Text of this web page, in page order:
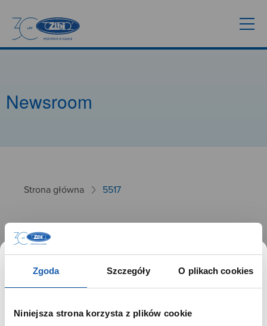
Zgoda Szczegóły O plikach cookies
Niniejsza strona korzysta z plików cookie
Newsroom
Strona główna 5517
5517
26.09.2024